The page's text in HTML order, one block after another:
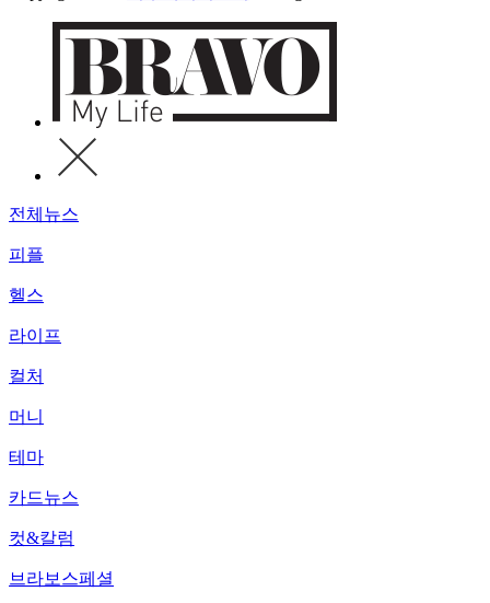
전체뉴스
피플
헬스
라이프
컬처
머니
테마
카드뉴스
컷&칼럼
브라보스페셜